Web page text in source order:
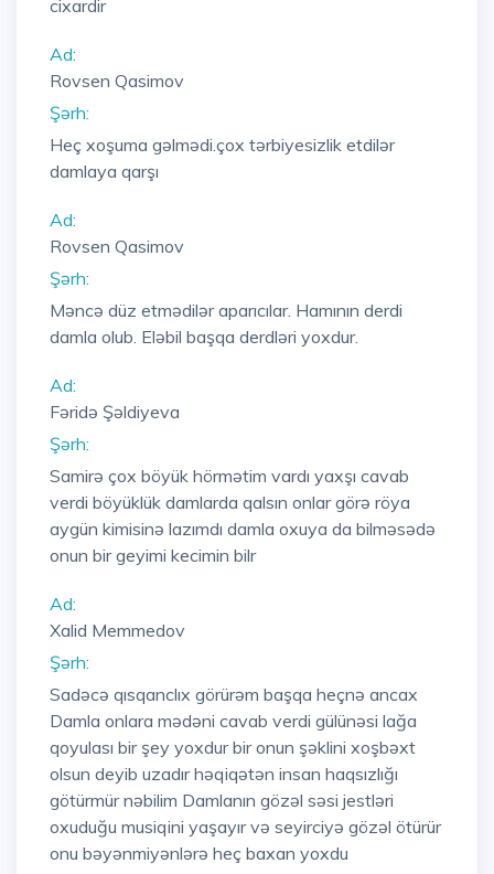
cixardir
Ad:
Rovsen Qasimov
Şərh:
Heç xoşuma gəlmədi.çox tərbiyesizlik etdilər
damlaya qarşı
Ad:
Rovsen Qasimov
Şərh:
Məncə düz etmədilər aparıcılar. Hamının derdi
damla olub. Eləbil başqa derdləri yoxdur.
Ad:
Fəridə Şəldiyeva
Şərh:
Samirə çox böyük hörmətim vardı yaxşı cavab
verdi böyüklük damlarda qalsın onlar görə röya
aygün kimisinə lazımdı damla oxuya da bilməsədə
onun bir geyimi kecimin bilr
Ad:
Xalid Memmedov
Şərh:
Sadəcə qısqanclıx görürəm başqa heçnə ancax
Damla onlara mədəni cavab verdi gülünəsi lağa
qoyulası bir şey yoxdur bir onun şəklini xoşbəxt
olsun deyib uzadır həqiqətən insan haqsızlığı
götürmür nəbilim Damlanın gözəl səsi jestləri
oxuduğu musiqini yaşayır və seyirciyə gözəl ötürür
onu bəyənmiyənlərə heç baxan yoxdu